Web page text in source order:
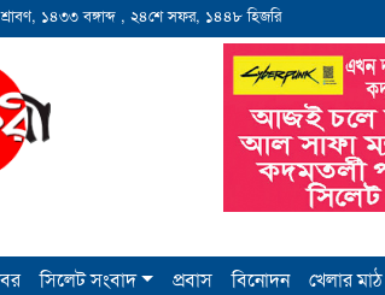
১৪৩৩ বঙ্গাব্দ , ২৪শে সফর, ১৪৪৮ হিজরি
সিলেট সংবাদ প্রবাস বিনোদন খেলার মাঠ